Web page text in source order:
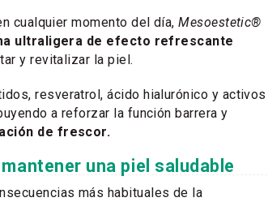
cualquier momento del día,Mesoestetic®
ultraligera de efecto refrescante
y revitalizar la piel.
resveratrol, ácido hialurónico y activos
a reforzar la función barrera y
de frescor.
una piel saludable
más habituales de la